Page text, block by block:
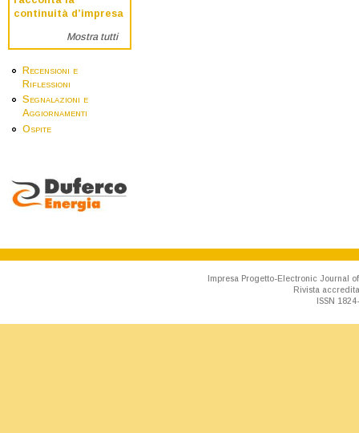
continuità d’impresa
Mostra tutti
Recensioni e
Riflessioni
Segnalazioni e
Aggiornamenti
Ospite
Impresa Progetto-Electronic Journal
Rivista
ISSN